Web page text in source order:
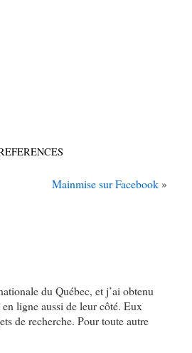
Mainmise sur Facebook»
du Québec, et j’ai obtenu
ligne aussi de leur côté. Eux
de recherche. Pour toute autre